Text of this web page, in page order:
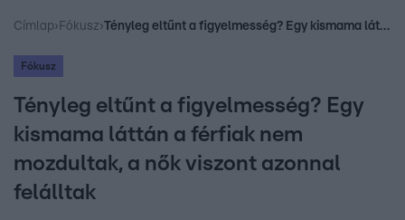
Címlap› Fókusz› Tényleg eltűnt a figyelmesség? Egy kismama láttán a férfiak nem mozdultak, a nők viszont azonnal felálltak
Fókusz
Tényleg eltűnt a figyelmesség? Egy
kismama láttán a férfiak nem
mozdultak, a nők viszont azonnal
felálltak